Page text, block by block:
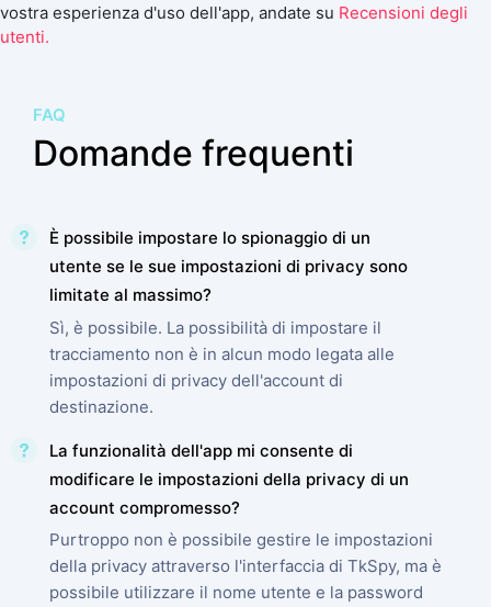
vostra esperienza d'uso dell'app, andate su Recensioni degli
utenti.
FAQ
Domande frequenti
È possibile impostare lo spionaggio di un
utente se le sue impostazioni di privacy sono
limitate al massimo?
Sì, è possibile. La possibilità di impostare il
tracciamento non è in alcun modo legata alle
impostazioni di privacy dell'account di
destinazione.
La funzionalità dell'app mi consente di
modificare le impostazioni della privacy di un
account compromesso?
Purtroppo non è possibile gestire le impostazioni
della privacy attraverso l'interfaccia di TkSpy, ma è
possibile utilizzare il nome utente e la password